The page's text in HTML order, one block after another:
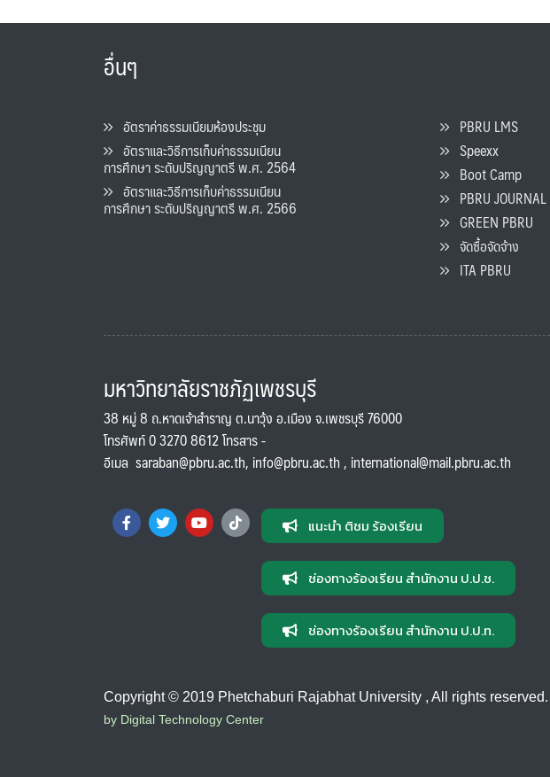
อื่นๆ
อัตราค่าธรรมเนียมห้องประชุม
อัตราและวิธีการเก็บค่าธรรมเนียน
การศึกษา ระดับปริญญาตรี พ.ศ. 2564
อัตราและวิธีการเก็บค่าธรรมเนียน
การศึกษา ระดับปริญญาตรี พ.ศ. 2566
PBRU LMS
Speexx
Boot Camp
PBRU JOURNAL
GREEN PBRU
จัดซื้อจัดจ้าง
ITA PBRU
มหาวิทยาลัยราชภัฏเพชรบุรี
38 หมู่ 8 ถ.หาดเจ้าสำราญ ต.นาวุ้ง อ.เมือง จ.เพชรบุรี 76000
โทรศัพท์ 0 3270 8612 โทรสาร -
อีเมล saraban@pbru.ac.th, info@pbru.ac.th, international@mail.pbru.ac.th
แนะนำ ติชม ร้องเรียน
ช่องทางร้องเรียน สำนักงาน ป.ป.ช.
ช่องทางร้องเรียน สำนักงาน ป.ป.ท.
Copyright © 2019 Phetchaburi Rajabhat University , All rights reserved.
by Digital Technology Center